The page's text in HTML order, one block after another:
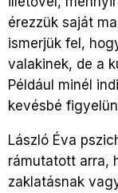
érezzük saját
ismerjük fel,
valakinek, de a
Például minél
kevésbé
László Éva
rámutatott arra,
zaklatásnak